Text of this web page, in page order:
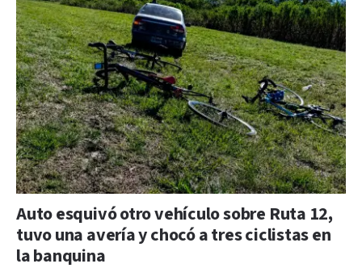
Auto esquivó otro vehículo sobre Ruta 12,
tuvo una avería y chocó a tres ciclistas en
la banquina